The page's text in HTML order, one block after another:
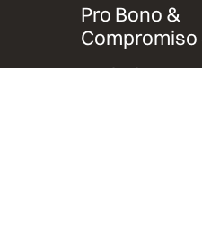
Pro Bono &
Compromiso
Trabaja con